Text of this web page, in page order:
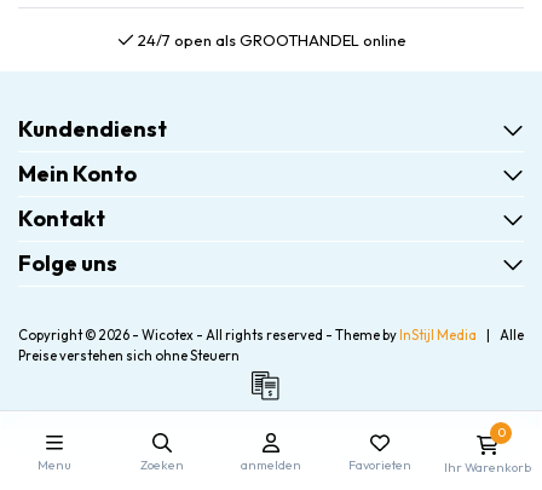
24/7 open als GROOTHANDEL online
Kundendienst
Mein Konto
Kontakt
Folge uns
Copyright © 2026 - Wicotex - All rights reserved - Theme byInStijl Media |
Alle
Preise verstehen sich ohne Steuern
Menu Zoeken anmelden Favorieten
0
Ihr Warenkorb